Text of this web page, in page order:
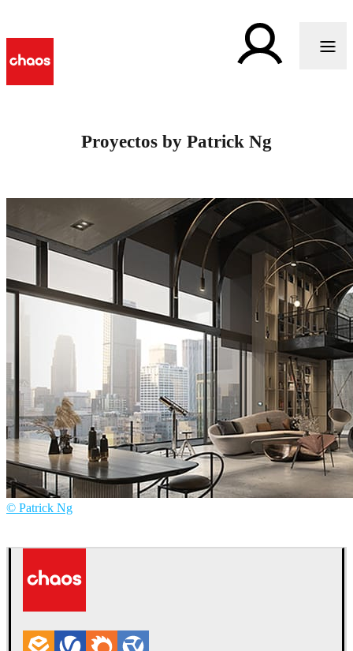
Proyectos by Patrick Ng
© Patrick Ng